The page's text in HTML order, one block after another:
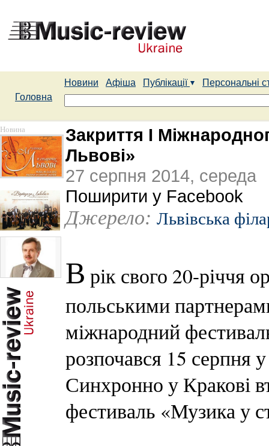
Новини Афіша Публікації
Персональні
Головна
Новина
Закриття I
Львові»
27 серпня 2014, середа
Поширити у Facebook
Джерело: Львівська
В рік свого 20-річчя
польськими
міжнародний
розпочався 15 серпня
Синхронно у Кракові
фестиваль «Музика у